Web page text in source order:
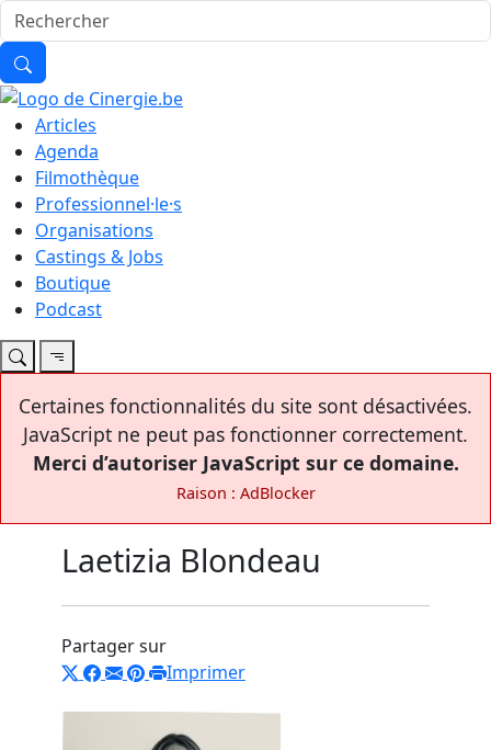
Articles
Agenda
Filmothèque
Professionnel·le·s
Organisations
Castings & Jobs
Boutique
Podcast
Certaines fonctionnalités du site sont désactivées.
JavaScript ne peut pas fonctionner correctement.
Merci d’autoriser JavaScript sur ce domaine.
Raison : AdBlocker
Laetizia Blondeau
Partager sur
Imprimer